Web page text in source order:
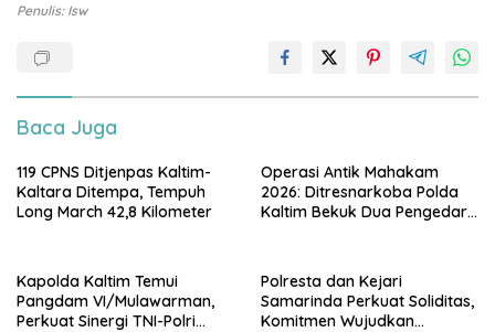
Penulis: Isw
Baca Juga
119 CPNS Ditjenpas Kaltim-
Kaltara Ditempa, Tempuh
Long March 42,8 Kilometer
Operasi Antik Mahakam
2026: Ditresnarkoba Polda
Kaltim Bekuk Dua Pengedar
Kapolda Kaltim Temui
Pangdam VI/Mulawarman,
Perkuat Sinergi TNI-Polri
Polresta dan Kejari
Samarinda Perkuat Soliditas,
Komitmen Wujudkan